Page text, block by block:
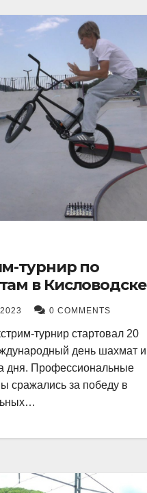
турнир по
в Кисловодске
0 COMMENTS
турнир стартовал 20
день шахмат и
дня. Профессиональные
сражались за победу в